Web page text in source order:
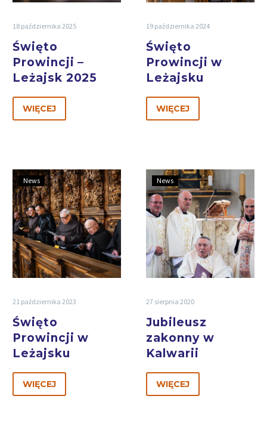
18 października 2025
Święto
Prowincji –
Leżajsk 2025
WIĘCEJ
19 października 2024
Święto
Prowincji w
Leżajsku
WIĘCEJ
News
21 października 2023
Święto
Prowincji w
Leżajsku
WIĘCEJ
News
27 sierpnia 2020
Jubileusz
zakonny w
Kalwarii
WIĘCEJ